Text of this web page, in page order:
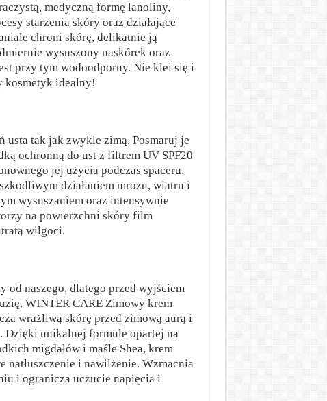
medyczną formę lanoliny,
starzenia skóry oraz działające
chroni skórę, delikatnie ją
wysuszony naskórek oraz
przy tym wodoodporny. Nie klei się i
kosmetyk idealny!
usta tak jak zwykle zimą. Posmaruj je
ochronną do ust z filtrem UV SPF20
jej użycia podczas spaceru,
działaniem mrozu, wiatru i
wysuszaniem oraz intensywnie
na powierzchni skóry film
wilgoci.
od naszego, dlatego przed wyjściem
WINTER CARE Zimowy krem
wrażliwą skórę przed zimową aurą i
Dzięki unikalnej formule opartej na
migdałów i maśle Shea, krem
natłuszczenie i nawilżenie. Wzmacnia
i ogranicza uczucie napięcia i